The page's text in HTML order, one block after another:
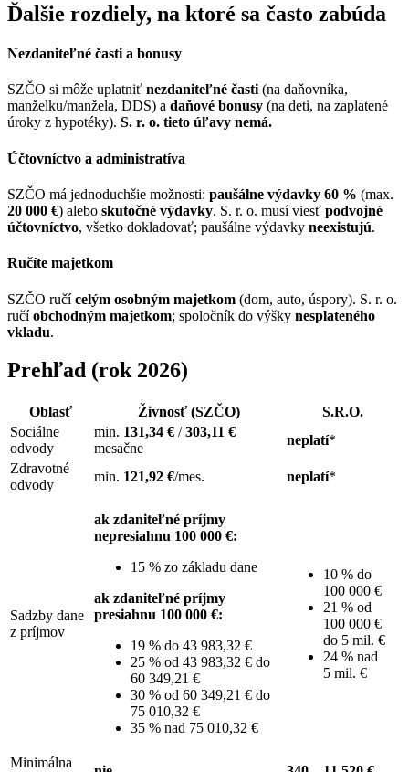
Ďalšie rozdiely, na ktoré sa často zabúda
Nezdaniteľné časti a bonusy
SZČO si môže uplatniť nezdaniteľné časti(na daňovníka,
manželku/manžela, DDS) a daňové bonusy (na deti, na zaplatené
úroky z hypotéky). S. r. o. tieto úľavy nemá.
Účtovníctvo a administratíva
SZČO má jednoduchšie možnosti: paušálne výdavky 60 % (max.
20 000 €) alebo skutočné výdavky. S. r. o. musí viesť podvojné
účtovníctvo, všetko dokladovať; paušálne výdavky neexistujú.
Ručíte majetkom
SZČO ručícelým osobným majetkom (dom, auto, úspory). S. r. o.
ručíobchodným majetkom; spoločník do výšky nesplateného
vkladu.
Prehľad (rok 2026)
Oblasť Živnosť (SZČO)
S.R.O.
Sociálne
odvody
min. 131,34 € /303,11 €
mesačne
neplatí*
Zdravotné
odvody
min. 121,92 €/mes. neplatí*
Sadzby dane
z príjmov
ak zdaniteľné príjmy
nepresiahnu 100 000 €:
15 % zo základu dane
ak zdaniteľné príjmy
presiahnu 100 000 €:
19 % do 43 983,32 €
25 % od 43 983,32 € do
60 349,21 €
30 % od 60 349,21 € do
75 010,32 €
35 % nad 75 010,32 €
10 % do
100 000 €
21 % od
100 000 €
do 5 mil. €
24 % nad
5 mil. €
Minimálna